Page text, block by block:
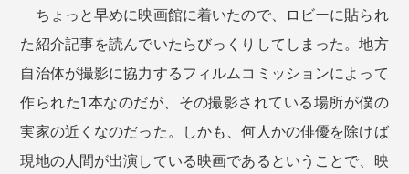
ちょっと早めに映画館に着いたので、ロビーに貼られ
た紹介記事を読んでいたらびっくりしてしまった。地方
自治体が撮影に協力するフィルムコミッションによって
作られた1本なのだが、その撮影されている場所が僕の
実家の近くなのだった。しかも、何人かの俳優を除けば
現地の人間が出演している映画であるということで、映